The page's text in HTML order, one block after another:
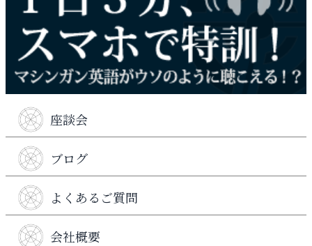
座談会
ブログ
よくあるご質問
会社概要